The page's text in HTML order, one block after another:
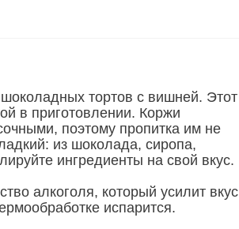
тортов с вишней. Этот
в приготовлении. Коржи
поэтому пропитка им не
из шоколада, сиропа,
ингредиенты на свой вкус.
алкоголя, который усилит вкус
испарится.